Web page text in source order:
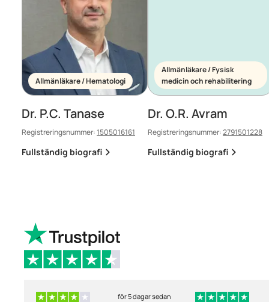
Allmänläkare / Hematologi
Dr. P.C. Tanase
Registreringsnummer:1505016161
Fullständig biografi
Allmänläkare / Fysisk
medicin och rehabilitering
Dr. O.R. Avram
Registreringsnummer:2791501228
Fullständig biografi
för 5 dagar sedan